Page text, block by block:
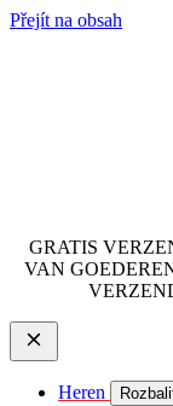
Přejít na obsah
GRATIS
VAN
Heren